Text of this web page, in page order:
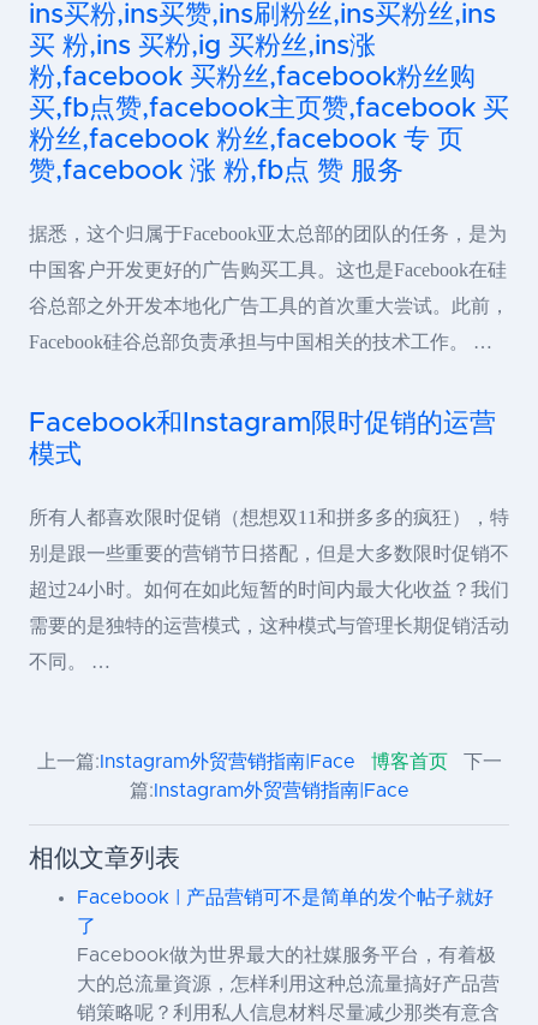
ins买粉,ins买赞,ins刷粉丝,ins买粉丝,ins
买 粉,ins 买粉,ig 买粉丝,ins涨
粉,facebook 买粉丝,facebook粉丝购
买,fb点赞,facebook主页赞,facebook 买
粉丝,facebook 粉丝,facebook 专 页
赞,facebook 涨 粉,fb点 赞 服务
据悉，这个归属于Facebook亚太总部的团队的任务，是为
中国客户开发更好的广告购买工具。这也是Facebook在硅
谷总部之外开发本地化广告工具的首次重大尝试。此前，
Facebook硅谷总部负责承担与中国相关的技术工作。 …
Facebook和Instagram限时促销的运营
模式
所有人都喜欢限时促销（想想双11和拼多多的疯狂），特
别是跟一些重要的营销节日搭配，但是大多数限时促销不
超过24小时。如何在如此短暂的时间内最大化收益？我们
需要的是独特的运营模式，这种模式与管理长期促销活动
不同。 …
上一篇: Instagram外贸营销指南|Face 博客首页
下一
篇: Instagram外贸营销指南|Face
相似文章列表
Facebook | 产品营销可不是简单的发个帖子就好
了
Facebook做为世界最大的社媒服务平台，有着极
大的总流量資源，怎样利用这种总流量搞好产品营
销策略呢？利用私人信息材料尽量减少那类有意含